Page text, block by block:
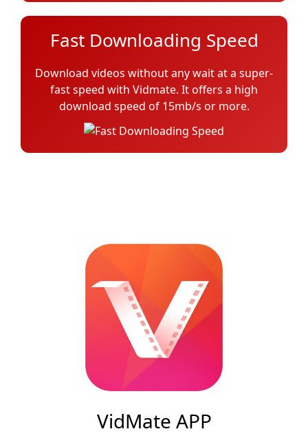
Fast Downloading Speed
Download videos without any wait at a super-
fast speed with Vidmate. It offers a high
download speed of 15mb/s or more.
VidMate APP